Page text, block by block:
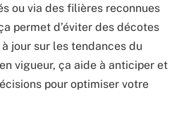
ou via des filières reconnues
permet d’éviter des décotes
jour sur les tendances du
vigueur, ça aide à anticiper et
pour optimiser votre